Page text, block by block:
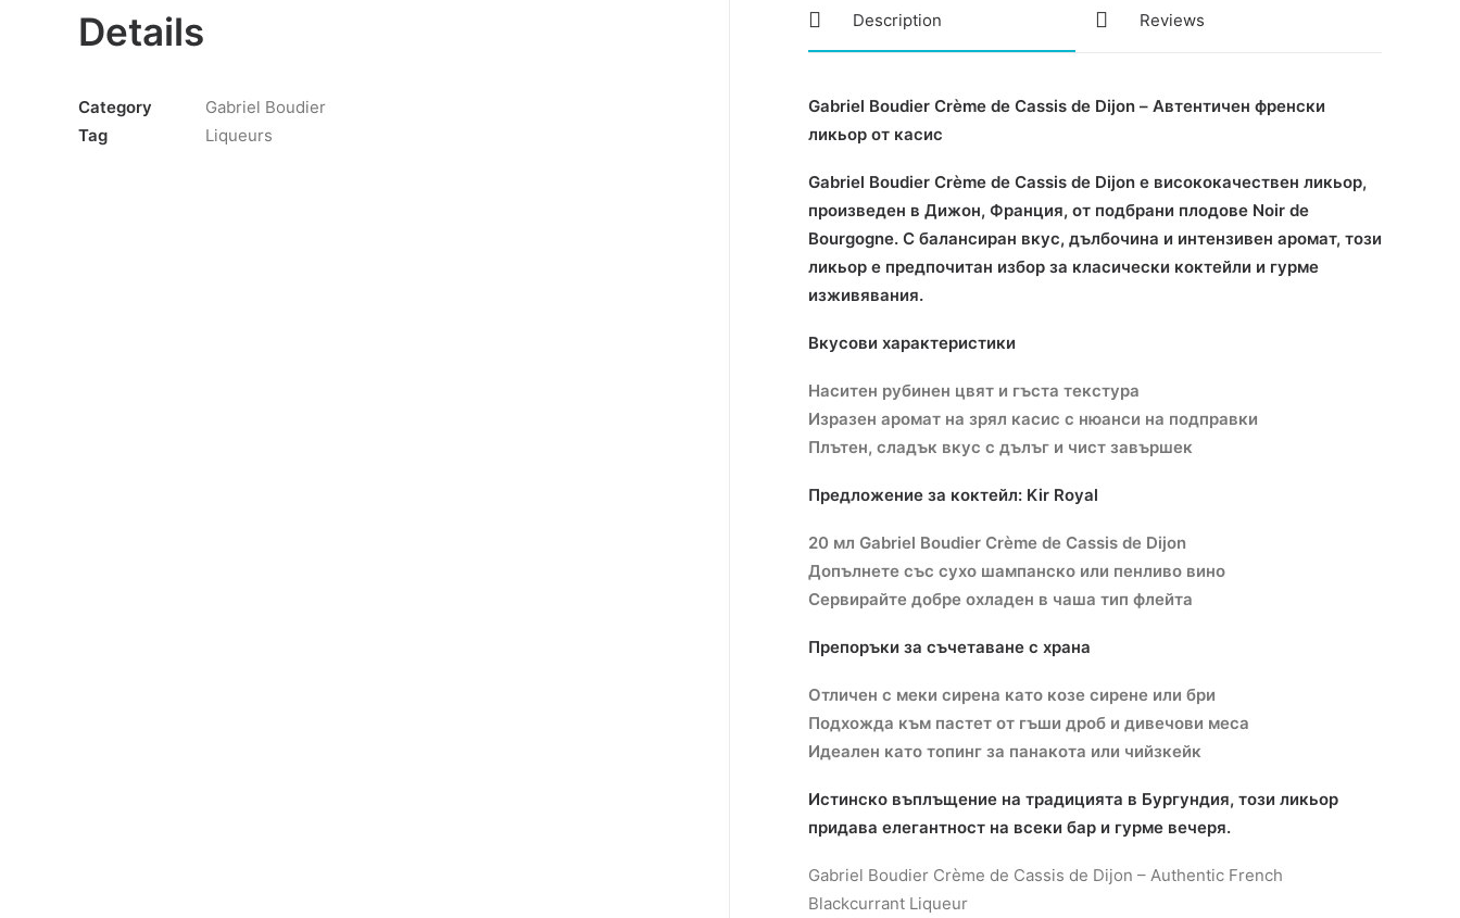
quantity
Details
Category
Gabriel Boudier
Tag
Liqueurs
Description Reviews
Gabriel Boudier Crème de Cassis de Dijon – Автентичен френски
ликьор от касис
Gabriel Boudier Crème de Cassis de Dijon е висококачествен ликьор,
произведен в Дижон, Франция, от подбрани плодове Noir de
Bourgogne. С балансиран вкус, дълбочина и интензивен аромат, този
ликьор е предпочитан избор за класически коктейли и гурме
изживявания.
Вкусови характеристики
Наситен рубинен цвят и гъста текстура
Изразен аромат на зрял касис с нюанси на подправки
Плътен, сладък вкус с дълъг и чист завършек
Предложение за коктейл: Kir Royal
20 мл Gabriel Boudier Crème de Cassis de Dijon
Допълнете със сухо шампанско или пенливо вино
Сервирайте добре охладен в чаша тип флейта
Препоръки за съчетаване с храна
Отличен с меки сирена като козе сирене или бри
Подхожда към пастет от гъши дроб и дивечови меса
Идеален като топинг за панакота или чийзкейк
Истинско въплъщение на традицията в Бургундия, този ликьор
придава елегантност на всеки бар и гурме вечеря.
Gabriel Boudier Crème de Cassis de Dijon – Authentic French
Blackcurrant Liqueur